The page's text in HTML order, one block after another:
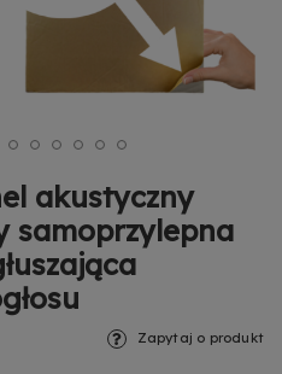
akustyczny
samoprzylepna
Zapytaj o produkt